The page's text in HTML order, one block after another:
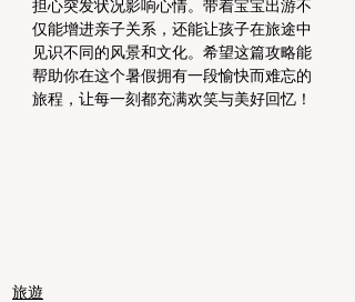
担心突发状况影响心情。带着宝宝出游不
仅能增进亲子关系，还能让孩子在旅途中
见识不同的风景和文化。希望这篇攻略能
帮助你在这个暑假拥有一段愉快而难忘的
旅程，让每一刻都充满欢笑与美好回忆！
旅遊